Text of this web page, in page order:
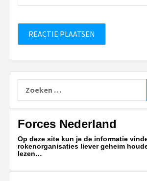
naar:
Forces Nederland
Op deze site kun je de informatie
rokenorganisaties liever geheim
lezen…